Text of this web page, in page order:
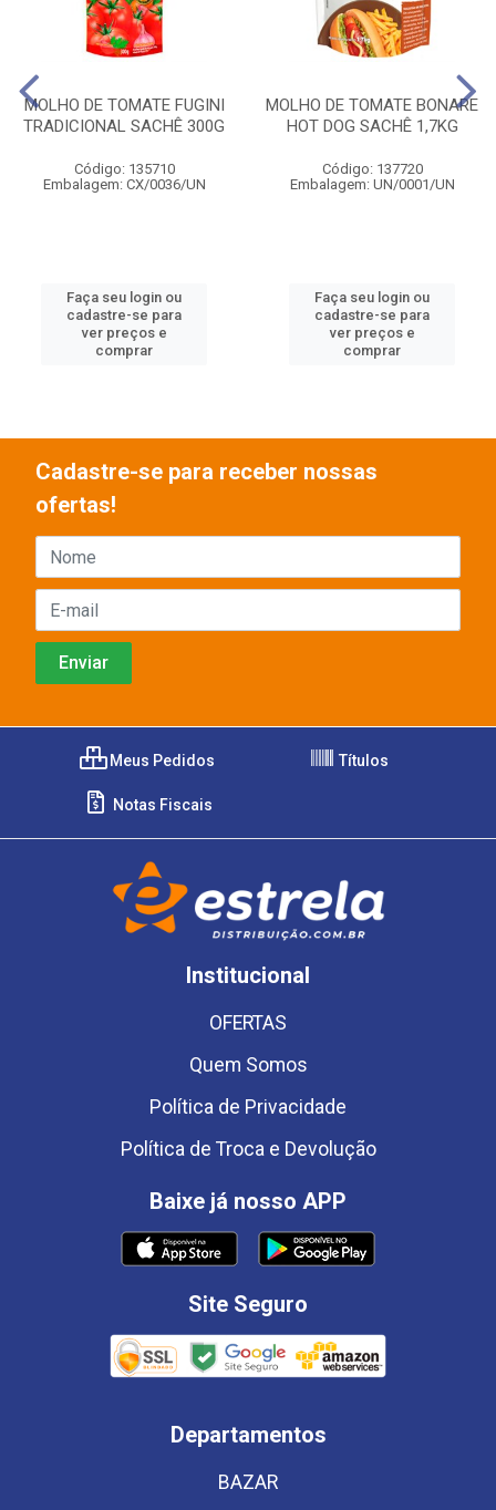
MOLHO DE TOMATE FUGINI
TRADICIONAL SACHÊ 300G
Código: 135710
Embalagem: CX/0036/UN
Faça seu login ou
cadastre-se para
ver preços e
comprar
MOLHO DE TOMATE BONARE
HOT DOG SACHÊ 1,7KG
Código: 137720
Embalagem: UN/0001/UN
Faça seu login ou
cadastre-se para
ver preços e
comprar
Cadastre-se para receber nossas
ofertas!
Meus Pedidos Títulos
Notas Fiscais
Institucional
OFERTAS
Quem Somos
Política de Privacidade
Política de Troca e Devolução
Baixe já nosso APP
Site Seguro
Departamentos
BAZAR